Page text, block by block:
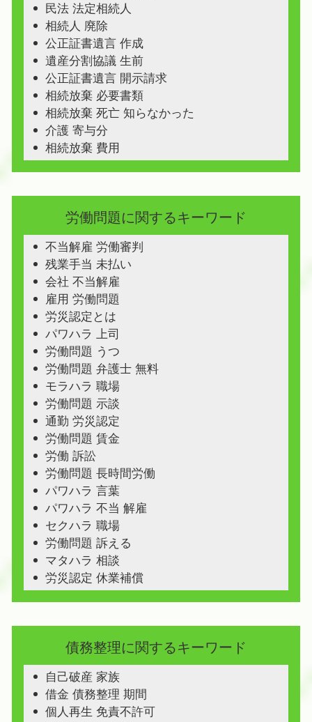
民法 法定相続人
相続人 廃除
公正証書遺言 作成
遺産分割協議 生前
公正証書遺言 開示請求
相続放棄 必要書類
相続放棄 死亡 知らなかった
介護 寄与分
相続放棄 費用
労働問題に関するキーワード
不当解雇 労働審判
残業手当 未払い
会社 不当解雇
雇用 労働問題
労災認定とは
パワハラ 上司
労働問題 うつ
労働問題 弁護士 無料
モラハラ 職場
労働問題 示談
通勤 労災認定
労働問題 賃金
労働 訴訟
労働問題 長時間労働
パワハラ 言葉
パワハラ 不当 解雇
セクハラ 職場
労働問題 訴える
マタハラ 相談
労災認定 休業補償
債務整理に関するキーワード
自己破産 家族
借金 債務整理 期間
個人再生 免責不許可